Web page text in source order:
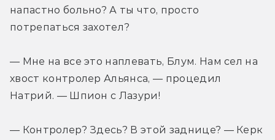
напастно больно? А ты что, просто
потрепаться захотел?
— Мне на все это наплевать, Блум. Нам сел на
хвост контролер Альянса, — процедил
Натрий. — Шпион с Лазури!
— Контролер? Здесь? В этой заднице? — Керк